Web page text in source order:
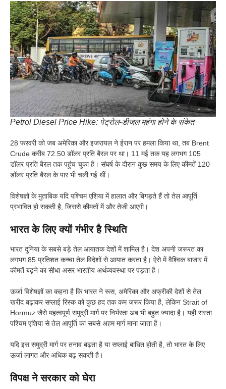
Petrol Diesel Price Hike: पेट्रोल-डीजल महंगा होने के संकेत
28 फरवरी को जब अमेरिका और इजरायल ने ईरान पर हमला किया था, तब Brent
Crude करीब 72.50 डॉलर प्रति बैरल पर था। 11 मई तक यह लगभग 105
डॉलर प्रति बैरल तक पहुंच चुका है। संघर्ष के दौरान कुछ समय के लिए कीमतें 120
डॉलर प्रति बैरल के पार भी चली गई थीं।
विशेषज्ञों के मुताबिक यदि पश्चिम एशिया में हालात और बिगड़ते हैं तो तेल आपूर्ति
प्रभावित हो सकती है, जिससे कीमतों में और तेजी आएगी।
भारत के लिए क्यों गंभीर है स्थिति
भारत दुनिया के सबसे बड़े तेल आयातक देशों में शामिल है। देश अपनी जरूरत का
लगभग 85 प्रतिशत कच्चा तेल विदेशों से आयात करता है। ऐसे में वैश्विक बाजार में
कीमतें बढ़ने का सीधा असर भारतीय अर्थव्यवस्था पर पड़ता है।
ऊर्जा विशेषज्ञों का कहना है कि भारत ने रूस, अमेरिका और अफ्रीकी देशों से तेल
खरीद बढ़ाकर सप्लाई रिस्क को कुछ हद तक कम जरूर किया है, लेकिन Strait of
Hormuz जैसे महत्वपूर्ण समुद्री मार्ग पर निर्भरता अब भी बहुत ज्यादा है। यही रास्ता
पश्चिम एशिया से तेल आपूर्ति का सबसे अहम मार्ग माना जाता है।
यदि इस समुद्री मार्ग पर तनाव बढ़ता है या सप्लाई बाधित होती है, तो भारत के लिए
ऊर्जा लागत और अधिक बढ़ सकती है।
विपक्ष ने सरकार को घेरा